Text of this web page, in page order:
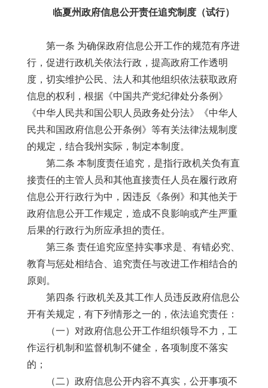
临夏州政府信息公开责任追究制度（试行）
第一条 为确保政府信息公开工作的规范有序进
行，促进行政机关依法行政，提高政府工作透明
度，切实维护公民、法人和其他组织依法获取政府
信息的权利，根据《中国共产党纪律处分条例》
《中华人民共和国公职人员政务处分法》《中华人
民共和国政府信息公开条例》等有关法律法规制度
的规定，结合我州实际，制定本制度。
第二条 本制度责任追究，是指行政机关负有直
接责任的主管人员和其他直接责任人员在履行政府
信息公开行政行为中，因违反《条例》和其他关于
政府信息公开工作规定，造成不良影响或产生严重
后果的行政行为所应承担的责任。
第三条 责任追究应坚持实事求是、有错必究、
教育与惩处相结合、追究责任与改进工作相结合的
原则。
第四条 行政机关及其工作人员违反政府信息公
开有关规定，有下列情形之一的，依法追究责任：
（一）对政府信息公开工作组织领导不力，工
作运行机制和监督机制不健全，各项制度不落实
的；
（二）政府信息公开内容不真实，公开事项不